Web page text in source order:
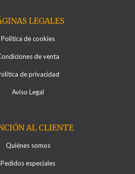
LEGALES
Política de cookies
de venta
de privacidad
Aviso Legal
AL CLIENTE
Quiénes somos
Pedidos especiales